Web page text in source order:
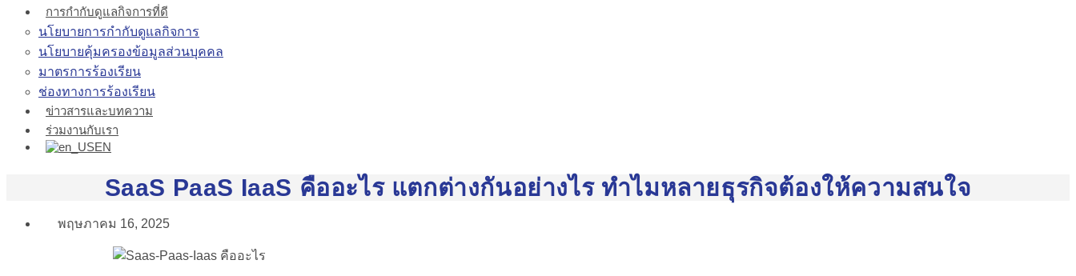
การกำกับดูแลกิจการที่ดี
นโยบายการกำกับดูแลกิจการ
นโยบายคุ้มครองข้อมูลส่วนบุคคล
มาตรการร้องเรียน
ช่องทางการร้องเรียน
ข่าวสารและบทความ
ร่วมงานกับเรา
EN
SaaS PaaS IaaS คืออะไร แตกต่างกันอย่างไร ทำไมหลายธุรกิจต้องให้ความสนใจ
พฤษภาคม 16, 2025